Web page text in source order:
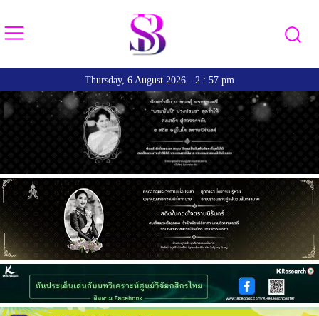
Thursday, 6 August 2026 - 2 : 57 pm